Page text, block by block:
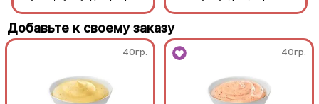
Добавьте к своему заказу
40гр. 40гр.